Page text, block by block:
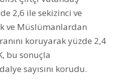
2,6 ile sekizinci ve
ve Müslümanlardan
koruyarak yüzde 2,4
bu sonuçla
sayısını korudu.